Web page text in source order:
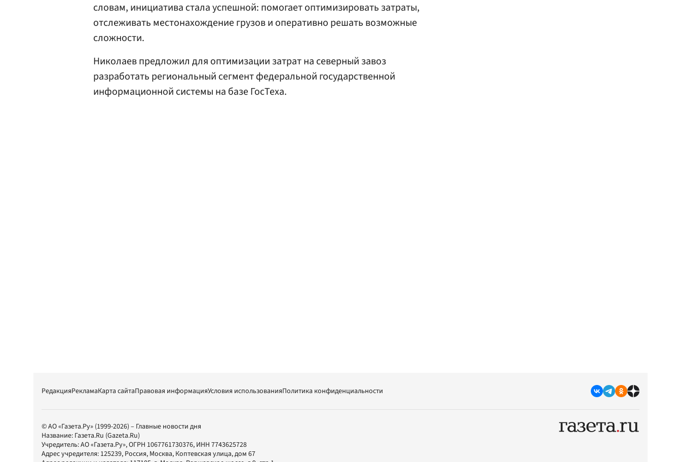
словам, инициатива стала успешной: помогает оптимизировать затраты,
отслеживать местонахождение грузов и оперативно решать возможные
сложности.
Николаев предложил для оптимизации затрат на северный завоз
разработать региональный сегмент федеральной государственной
информационной системы на базе ГосТеха.
РедакцияРекламаКарта сайтаПравовая информацияУсловия использованияПолитика конфиденциальности
© АО «Газета.Ру» (1999-2026) – Главные новости дня
Название: Газета.Ru (Gazeta.Ru)
Учредитель:АО «Газета.Ру», ОГРН 1067761730376, ИНН 7743625728
Адрес учредителя: 125239, Россия, Москва, Коптевская улица, дом 67